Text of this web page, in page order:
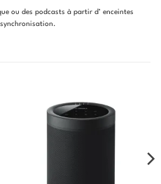
ou des podcasts à partir d’ enceintes